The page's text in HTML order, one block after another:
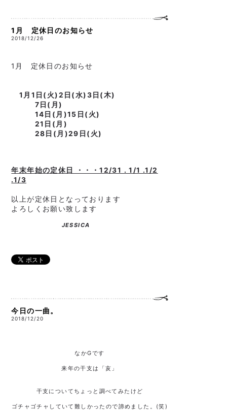
1月 定休日のお知らせ
2018/12/26
1月 定休日のお知らせ
1月1日(火)2日(水)3日(木)
7日(月)
14日(月)15日(火)
21日(月)
28日(月)29日(火)
年末年始の定休日 ・・・12/31 . 1/1 .1/2
.1/3
以上が定休日となっております
よろしくお願い致します
JESSICA
今日の一曲。
2018/12/20
なかGです
来年の干支は「亥」
干支についてちょっと調べてみたけど
ゴチャゴチャしていて難しかったので諦めました。(笑)